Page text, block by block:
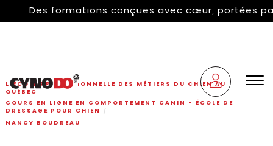
Des formations conçues avec cœur, portées par
L'ÉCOLE PROFESSIONNELLE DES MÉTIERS DU CHIEN AU
QUÉBEC
COURS EN LIGNE EN COMPORTEMENT CANIN - ÉCOLE DE
DRESSAGE POUR CHIEN
NANCY BOUDREAU